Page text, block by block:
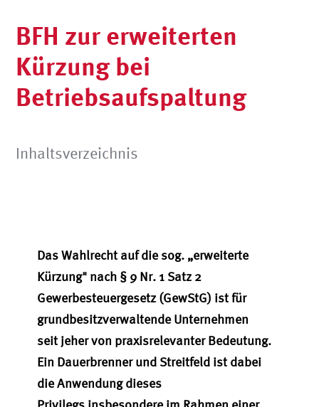
BFH zur erweiterten
Kürzung bei
Betriebsaufspaltung
Inhaltsverzeichnis
Das Wahlrecht auf die sog. „erweiterte
Kürzung" nach § 9 Nr. 1 Satz 2
Gewerbesteuergesetz (GewStG) ist für
grundbesitzverwaltende Unternehmen
seit jeher von praxisrelevanter Bedeutung.
Ein Dauerbrenner und Streitfeld ist dabei
die Anwendung dieses